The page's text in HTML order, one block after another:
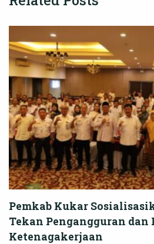
Pemkab Kukar
Tekan Pengangguran dan
Ketenagakerjaan